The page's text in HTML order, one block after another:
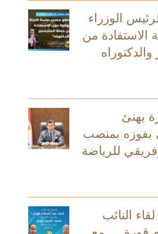
الوزراء
من
يهنئ
بمنصب
للرياضة
النائب